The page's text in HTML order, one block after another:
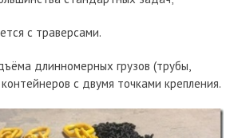
с траверсами.
длинномерных грузов (трубы,
контейнеров с двумя точками крепления.